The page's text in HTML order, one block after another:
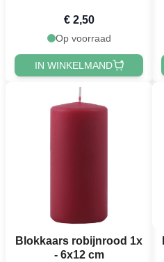
€ 2,50
Op voorraad
IN WINKELMAND
Blokkaars robijnrood 1x
- 6x12 cm